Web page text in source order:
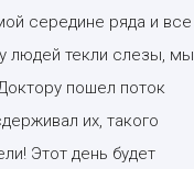
середине ряда и все
людей текли слезы, мы
пошел поток
их, такого
Этот день будет